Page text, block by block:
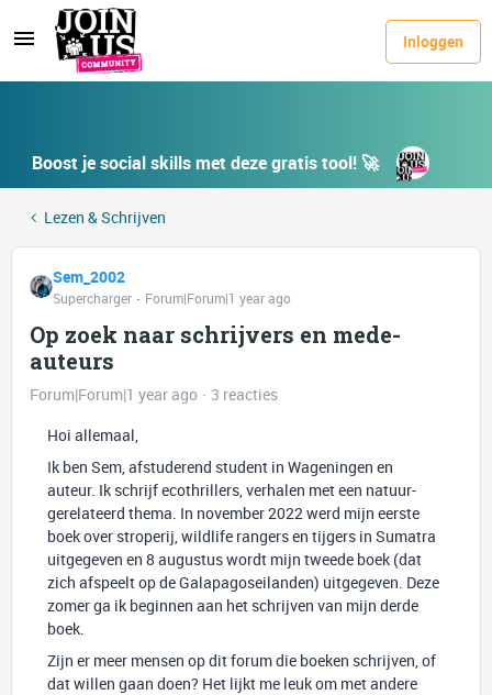
Inloggen
Boost je social skills met deze gratis tool! 🚀
Lezen & Schrijven
Sem_2002
Supercharger Forum|Forum|1 year ago
Op zoek naar schrijvers en mede-
auteurs
Forum|Forum|1 year ago
3 reacties
Hoi allemaal,
Ik ben Sem, afstuderend student in Wageningen en
auteur. Ik schrijf ecothrillers, verhalen met een natuur-
gerelateerd thema. In november 2022 werd mijn eerste
boek over stroperij, wildlife rangers en tijgers in Sumatra
uitgegeven en 8 augustus wordt mijn tweede boek (dat
zich afspeelt op de Galapagoseilanden) uitgegeven. Deze
zomer ga ik beginnen aan het schrijven van mijn derde
boek.
Zijn er meer mensen op dit forum die boeken schrijven, of
dat willen gaan doen? Het lijkt me leuk om met andere